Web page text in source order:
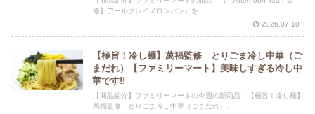
修】アールグレイメロンパン」を...
2026.07.10
【極旨！冷し麺】萬福監修 とりごま冷し中華（ご
まだれ）【ファミリーマート】美味しすぎる冷し中
華です!!
【商品紹介】ファミリーマートの今週の新商品「【極旨！冷し麺】
萬福監修 とりごま冷し中華（ごまだれ）」...